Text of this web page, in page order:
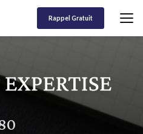
Rappel Gratuit